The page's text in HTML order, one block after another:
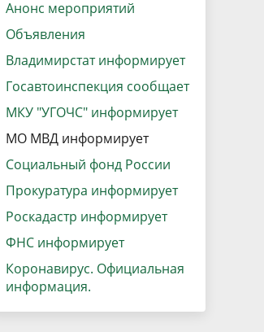
среда
контроль
малого и среднего
ИНН, поликлинику, к
Анонс мероприятий
Объявления
Владимирстат информирует
Госавтоинспекция сообщает
МКУ "УГОЧС" информирует
МО МВД информирует
Социальный фонд России
Прокуратура информирует
Роскадастр информирует
ФНС информирует
Коронавирус. Официальная
информация.